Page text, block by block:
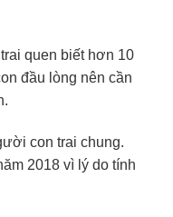
quen biết hơn 10
đầu lòng nên cần
con trai chung.
2018 vì lý do tính